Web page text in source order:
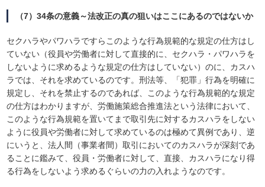
（7）34条の意義～法改正の真の狙いはここにあるのではないか
セクハラやパワハラですらこのような行為規範的な規定の仕方はし
ていない（役員や労働者に対して直接的に、セクハラ・パワハラを
しないように求めるような規定の仕方はしていない）のに、カスハ
ラでは、それを求めているのです。刑法等、「犯罪」行為を明確に
規定し、それを禁止するのであれば、このような行為規範的な規定
の仕方はわかりますが、労働施策総合推進法という法律において、
このような行為規範を置いてまで取引先に対するカスハラをしない
ように役員や労働者に対して求めているのは極めて異例であり、逆
にいうと、法人間（事業者間）取引においてのカスハラが深刻であ
ることに鑑みて、役員・労働者に対して、直接、カスハラになり得
る行為をしないよう求めるぐらいの力の入れようなのです。